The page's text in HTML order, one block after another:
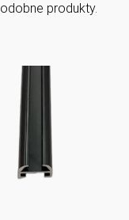
produkty.